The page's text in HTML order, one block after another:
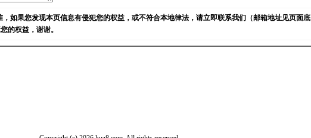
如果您发现本页信息有侵犯您的权益，或不符合本地律法，请立即联系我们（邮箱地址见页面底
的权益，谢谢。